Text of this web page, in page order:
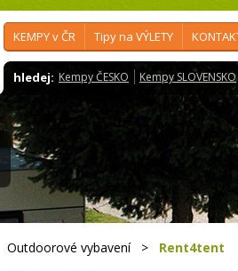
KEMPY v ČR Tipy na VÝLETY
hledej: Kempy ČESKO Kempy SLOVENSKO
Outdoorové vybavení> Rent4tent